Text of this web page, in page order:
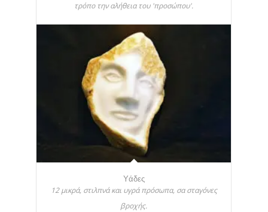
τρόπο την αλήθεια του 'προσώπου'.
Υάδες
12 μικρά, στιλπνά και υγρά πρόσωπα, σα σταγόνες
βροχής.